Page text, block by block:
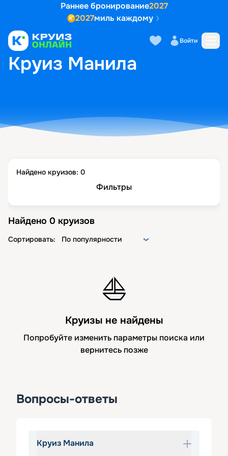
Раннее бронирование2027
2027миль каждому
Войти
ГЛАВНАЯ • ПОПУЛЯРНЫЕ НАПРАВЛЕНИЯ КРУИЗ МАНИЛА
Круиз Манила
Найдено круизов: 0
Фильтры
Найдено 0 круизов
Сортировать: По популярности
⛵
Круизы не найдены
Попробуйте изменить параметры поиска или
вернитесь позже
Вопросы-ответы
Круиз Манила